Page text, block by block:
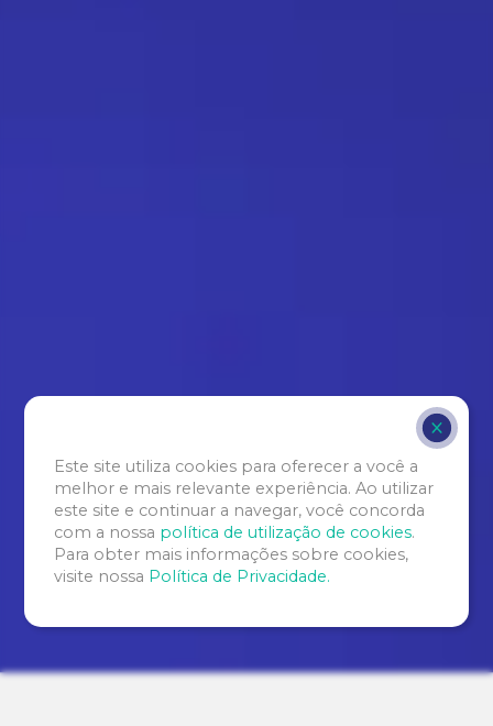
Este site utiliza cookies para oferecer a você a
melhor e mais relevante experiência. Ao utilizar
este site e continuar a navegar, você concorda
com a nossa política de utilização de cookies.
Para obter mais informações sobre cookies,
visite nossa Política de Privacidade.